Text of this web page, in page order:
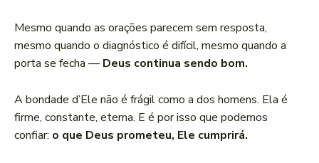
Mesmo quando as orações parecem sem resposta,
mesmo quando o diagnóstico é difícil, mesmo quando a
porta se fecha — Deus continua sendo bom.
A bondade d’Ele não é frágil como a dos homens. Ela é
firme, constante, eterna. E é por isso que podemos
confiar: o que Deus prometeu, Ele cumprirá.